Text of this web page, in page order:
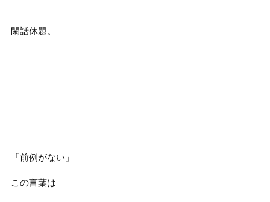
閑話休題。
「前例がない」
この言葉は